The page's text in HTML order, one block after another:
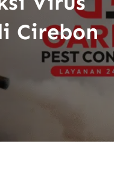
Cirebon